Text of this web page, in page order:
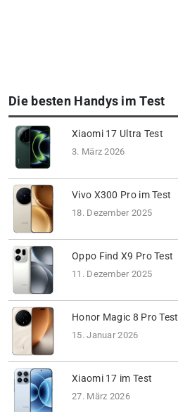
Die besten Handys im Test
Xiaomi 17 Ultra Test
3. März 2026
Vivo X300 Pro im Test
18. Dezember 2025
Oppo Find X9 Pro Test
11. Dezember 2025
Honor Magic 8 Pro Test
15. Januar 2026
Xiaomi 17 im Test
27. März 2026